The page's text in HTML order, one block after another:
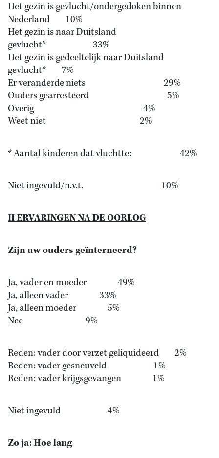
Het gezin is gevlucht/ondergedoken binnen
Nederland 10%
Het gezin is naar Duitsland
gevlucht* 33%
Het gezin is gedeeltelijk naar Duitsland
gevlucht* 7%
Er veranderde niets 29%
Ouders gearresteerd 5%
Overig 4%
Weet niet 2%
* Aantal kinderen dat vluchtte: 42%
Niet ingevuld/n.v.t. 10%
II ERVARINGEN NA DE OORLOG
Zijn uw ouders geïnterneerd?
Ja, vader en moeder 49%
Ja, alleen vader 33%
Ja, alleen moeder 5%
Nee 9%
Reden: vader door verzet geliquideerd 2%
Reden: vader gesneuveld 1%
Reden: vader krijgsgevangen 1%
Niet ingevuld 4%
Zo ja: Hoe lang